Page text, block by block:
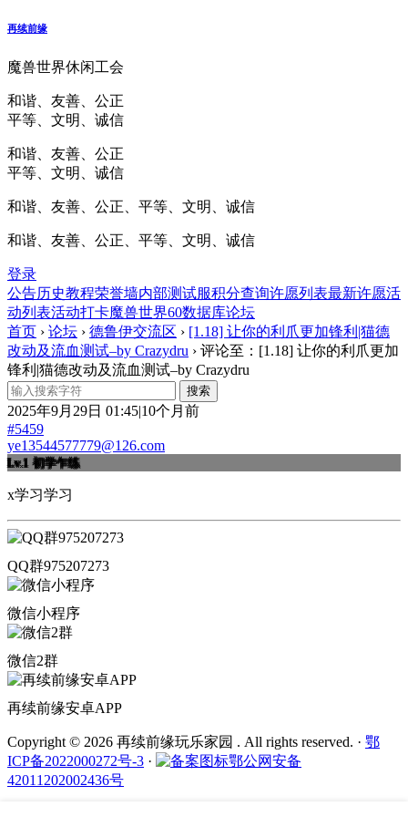
再续前缘
魔兽世界休闲工会
和谐、友善、公正
平等、文明、诚信
和谐、友善、公正
平等、文明、诚信
和谐、友善、公正、平等、文明、诚信
和谐、友善、公正、平等、文明、诚信
登录
公告历史教程荣誉墙内部测试服积分查询许愿列表最新许愿活
动列表活动打卡魔兽世界60数据库论坛
首页 › 论坛 › 德鲁伊交流区 › [1.18] 让你的利爪更加锋利|猫德
改动及流血测试–by Crazydru › 评论至：[1.18] 让你的利爪更加
锋利|猫德改动及流血测试–by Crazydru
2025年9月29日 01:45|10个月前
#5459
ye13544577779@126.com
Lv.1 初学乍练
x学习学习
QQ群975207273
微信小程序
微信2群
再续前缘安卓APP
Copyright © 2026 再续前缘玩乐家园 . All rights reserved. · 鄂
ICP备2022000272号-3 ·
鄂公网安备
42011202002436号